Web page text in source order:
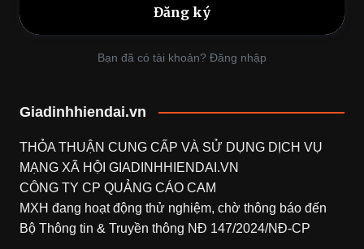
Bạn đã có tài khoản? Đăng nhập
Giadinhhiendai.vn
THỎA THUẬN CUNG CẤP VÀ SỬ DỤNG DỊCH VỤ
MẠNG XÃ HỘI GIADINHHIENDAI.VN
CÔNG TY CP QUẢNG CÁO CAM
MXH đang hoạt động thử nghiệm, chờ thông báo đến
Bộ Thông tin & Truyền thông NĐ 147/2024/NĐ-CP